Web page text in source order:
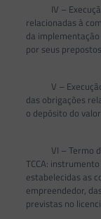
IV – Execução
relacionadas à
da
por seus
V – Execução
das obrigações
o depósito do
VI – Termo de
TCCA:
estabelecidas as
empreendedor,
previstas no